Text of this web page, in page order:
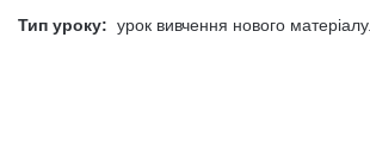
Тип уроку: урок вивчення нового матеріалу.